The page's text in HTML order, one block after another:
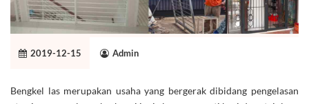
2019-12-15 Admin
Bengkel las merupakan usaha yang bergerak dibidang pengelasan